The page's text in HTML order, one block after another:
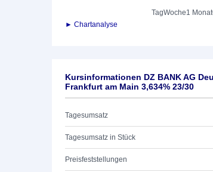
TagWoche1 Monat
► Chartanalyse
Kursinformationen DZ BANK AG
Frankfurt am Main 3,634% 23/30
Tagesumsatz
Tagesumsatz in Stück
Preisfeststellungen